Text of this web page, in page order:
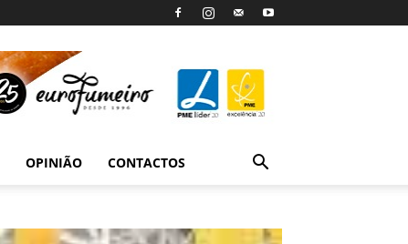
OPINIÃO CONTACTOS